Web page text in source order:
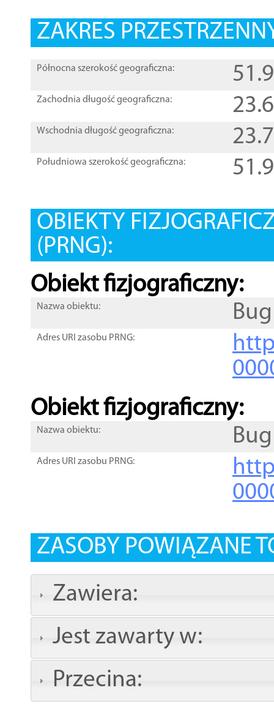
ZAKRES
Północna szerokość geograficzna:
Zachodnia długość geograficzna:
Wschodnia długość geograficzna:
Południowa szerokość geograficzna:
OBIEKTY
(PRNG):
Obiekt fizjograficzny:
Nazwa obiektu: Bug
Adres URI zasobu PRNG:
Obiekt fizjograficzny:
Nazwa obiektu: Bug
Adres URI zasobu PRNG:
ZASOBY POWIĄZANE
Zawiera:
Jest zawarty w:
Przecina: